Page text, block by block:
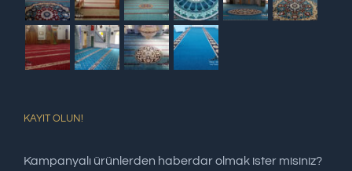
KAYIT OLUN!
Kampanyalı ürünlerden haberdar olmak ister misiniz?